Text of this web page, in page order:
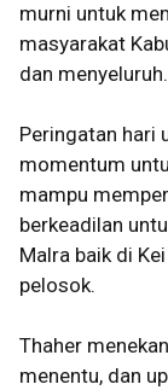
murni untuk
masyarakat
dan menyeluruh.
Peringatan hari
momentum
mampu
berkeadilan
Malra baik di
pelosok.
Thaher
menentu, dan